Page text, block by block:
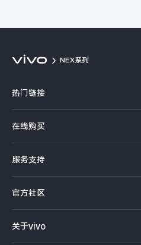
NEX系列
热门链接
NEX系列
vivo摄影
在线购买
选购配件
企业服务
服务支持
服务网点查询
官方社区
关于vivo